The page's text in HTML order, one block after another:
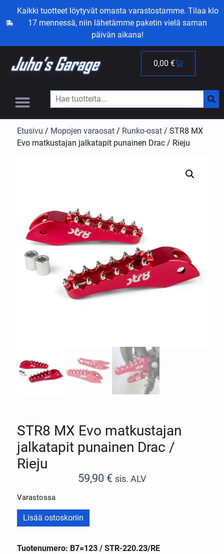
Kaikki tuotteet löytyvät omasta varastostamme. Tilaa klo
17 mennessä, niin lähetämme paketin vielä saman
päivän aikana!
0,00 €
Etusivu / Mopojen varaosat / Runko-osat / STR8 MX
Evo matkustajan jalkatapit punainen Drac / Rieju
STR8 MX Evo matkustajan
jalkatapit punainen Drac /
Rieju
59,90 € sis. ALV
Varastossa
Lisää ostoskoriin
Tuotenumero: B7=123 / STR-220.23/RE